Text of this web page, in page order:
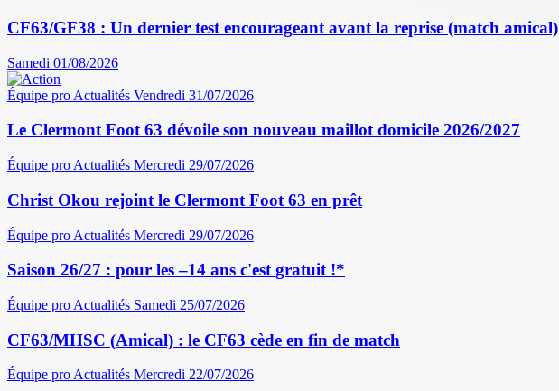
CF63/GF38 : Un dernier test encourageant avant la reprise (match amical)
Samedi 01/08/2026
Équipe pro Actualités Vendredi 31/07/2026
Le Clermont Foot 63 dévoile son nouveau maillot domicile 2026/2027
Équipe pro Actualités Mercredi 29/07/2026
Christ Okou rejoint le Clermont Foot 63 en prêt
Équipe pro Actualités Mercredi 29/07/2026
Saison 26/27 : pour les –14 ans c'est gratuit !*
Équipe pro Actualités Samedi 25/07/2026
CF63/MHSC (Amical) : le CF63 cède en fin de match
Équipe proActualités Mercredi 22/07/2026